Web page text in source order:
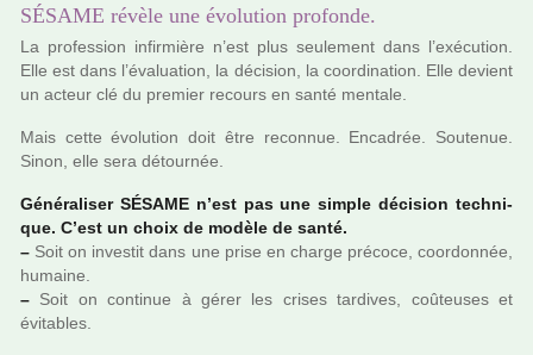
SÉSAME révèle une évolution profonde.
La pro­fes­sion infir­mière n’est plus seu­le­ment dans l’exé­cu­tion.
Elle est dans l’évaluation, la déci­sion, la coor­di­na­tion. Elle devient
un acteur clé du pre­mier recours en santé men­tale.
Mais cette évolution doit être reconnue. Encadrée. Soutenue.
Sinon, elle sera détour­née.
Généraliser SÉSAME n’est pas une simple déci­sion tech­ni­
que. C’est un choix de modèle de santé.
– Soit on inves­tit dans une prise en charge pré­coce, coor­don­née,
humaine.
– Soit on conti­nue à gérer les crises tar­di­ves, coû­teu­ses et
évitables.